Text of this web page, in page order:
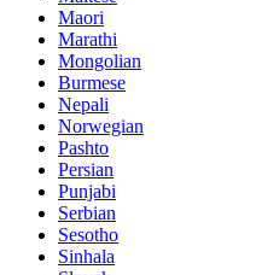
Maori
Marathi
Mongolian
Burmese
Nepali
Norwegian
Pashto
Persian
Punjabi
Serbian
Sesotho
Sinhala